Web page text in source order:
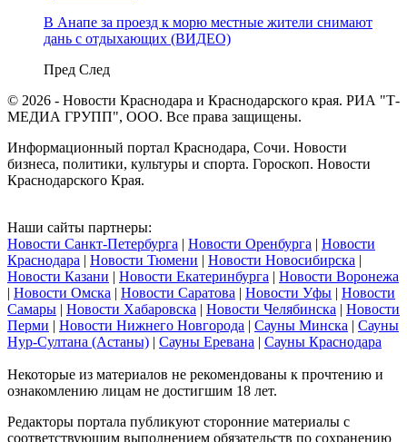
В Анапе за проезд к морю местные жители снимают
дань с отдыхающих (ВИДЕО)
Пред След
© 2026 - Новости Краснодара и Краснодарского края. РИА "Т-
МЕДИА ГРУПП", ООО. Все права защищены.
Информационный портал Краснодара, Сочи. Новости
бизнеса, политики, культуры и спорта. Гороскоп. Новости
Краснодарского Края.
Наши сайты партнеры:
Новости Санкт-Петербурга | Новости Оренбурга | Новости
Краснодара | Новости Тюмени | Новости Новосибирска |
Новости Казани | Новости Екатеринбурга | Новости Воронежа
| Новости Омска | Новости Саратова | Новости Уфы | Новости
Самары | Новости Хабаровска | Новости Челябинска | Новости
Перми | Новости Нижнего Новгорода | Сауны Минска | Сауны
Нур-Султана (Астаны) | Сауны Еревана | Сауны Краснодара
Некоторые из материалов не рекомендованы к прочтению и
ознакомлению лицам не достигшим 18 лет.
Редакторы портала публикуют сторонние материалы с
соответствующим выполнением обязательств по сохранению